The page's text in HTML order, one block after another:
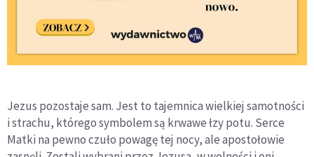
Jezus pozostaje sam. Jest to tajemnica wielkiej samotności
i strachu, którego symbolem są krwawe łzy potu. Serce
Matki na pewno czuło powagę tej nocy, ale apostołowie